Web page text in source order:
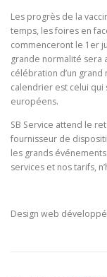
Les progrès de la
temps, les foires en
commenceront le 1er
grande normalité sera
célébration d’un
calendrier est celui
européens.
SB Service attend le
fournisseur de
les grands
services et nos tarifs,
Design web